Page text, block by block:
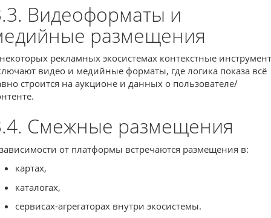
Видеоформаты и
размещения
рекламных экосистемах контекстные
видео и медийные форматы, где логика показа всё
строится на аукционе и данных о пользователе/
Смежные размещения
от платформы встречаются размещения в:
картах,
каталогах,
сервисах-агрегаторах внутри экосистемы.